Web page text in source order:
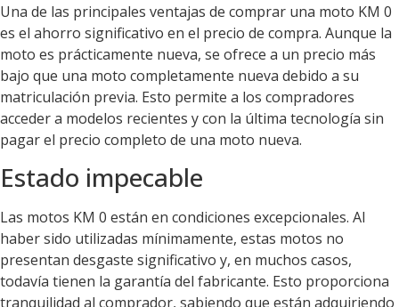
Una de las principales ventajas de comprar una moto KM 0
es el ahorro significativo en el precio de compra. Aunque la
moto es prácticamente nueva, se ofrece a un precio más
bajo que una moto completamente nueva debido a su
matriculación previa. Esto permite a los compradores
acceder a modelos recientes y con la última tecnología sin
pagar el precio completo de una moto nueva.
Estado impecable
Las motos KM 0 están en condiciones excepcionales. Al
haber sido utilizadas mínimamente, estas motos no
presentan desgaste significativo y, en muchos casos,
todavía tienen la garantía del fabricante. Esto proporciona
tranquilidad al comprador, sabiendo que están adquiriendo